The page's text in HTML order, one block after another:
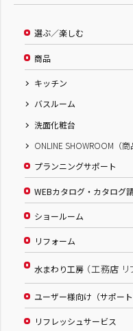
選ぶ／楽しむ
商品
キッチン
バスルーム
洗面化粧台
ONLINE SHOWROOM（商
プランニングサポート
WEBカタログ・カタログ
ショールーム
リフォーム
水まわり工房 （工務店 リ
ユーザー様向け（サポート
リフレッシュサービス